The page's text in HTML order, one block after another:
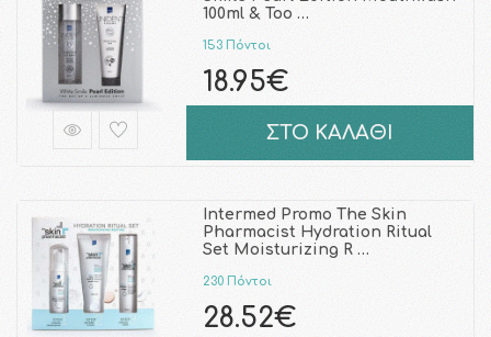
100ml & Too …
153 Πόντοι
18.95€
ΣΤΟ ΚΑΛΑΘΙ
Intermed Promo The Skin
Pharmacist Hydration Ritual
Set Moisturizing R …
230 Πόντοι
28.52€